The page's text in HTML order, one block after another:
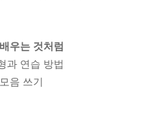
우는 것처럼
과 연습 방법
음 쓰기